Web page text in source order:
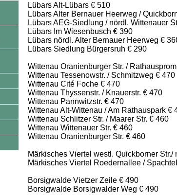
Lübars Alt-Lübars € 510
Lübars Alter Bernauer Heerweg /
Lübars AEG-Siedlung / nördl. Wittenauer
Lübars Im Wiesenbusch € 390
Lübars nördl. Alter Bernauer Heerweg €
Lübars Siedlung Bürgersruh € 290
Wittenau Oranienburger Str. /
Wittenau Tessenowstr. / Schmitzweg € 470
Wittenau Cité Foche € 470
Wittenau Thyssenstr. / Knauerstr. € 470
Wittenau Pannwitzstr. € 470
Wittenau Alt-Wittenau / Am Rathauspark €
Wittenau Schlitzer Str. / Maarer Str. € 460
Wittenau Wittenauer Str. € 460
Wittenau Oranienburger Str. € 460
Märkisches Viertel westl. Quickborner
Märkisches Viertel Roedernallee /
Borsigwalde Vietzer Zeile € 490
Borsigwalde Borsigwalder Weg € 490